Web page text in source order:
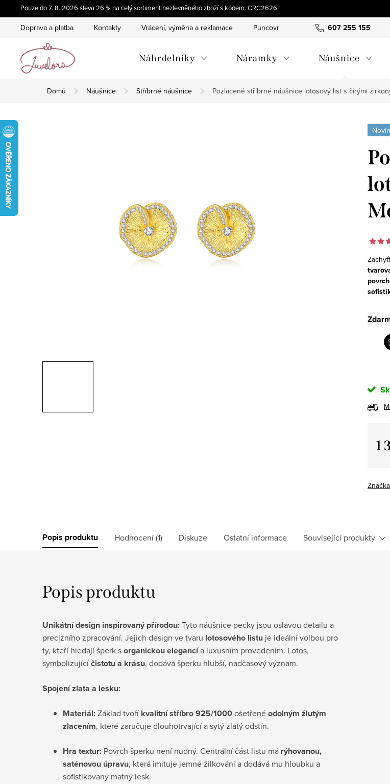
na
Pouze do 7. 8. 2026 sleva 26 % na celý sortiment nezlevněného zboží s kódem: CRC2626
607 255 155
Doprava a platba Kontakty Vrácení, výměna a reklamace Puncovní značky Hodnocení obchodu
Náhrdelníky Náramky Náušnice
Domů Náušnice Stříbrné náušnice Pozlacené stříbrné náušnice lotosový list s čirými
1
Popis produktu Hodnocení (1) Diskuze Ostatní informace Související produkty
Popis produktu
Unikátní design inspirovaný přírodou:Tyto náušnice pecky jsou oslavou detailu a
precizního zpracování. Jejich design ve tvaru lotosového listu je ideální volbou pro
ty, kteří hledají šperk sorganickou elegancía luxusním provedením. Lotos,
symbolizujícíčistotu a krásu, dodává šperku hlubší, nadčasový význam.
Spojení zlata a lesku:
Materiál:Základ tvoříkvalitní stříbro 925/1000ošetřenéodolným žlutým
zlacením, které zaručuje dlouhotrvající a sytý zlatý odstín.
Hra textur: Povrch šperku není nudný. Centrální část listu má rýhovanou,
saténovou úpravu, která imituje jemné žilkování a dodává mu hloubku a
sofistikovaný matný lesk.